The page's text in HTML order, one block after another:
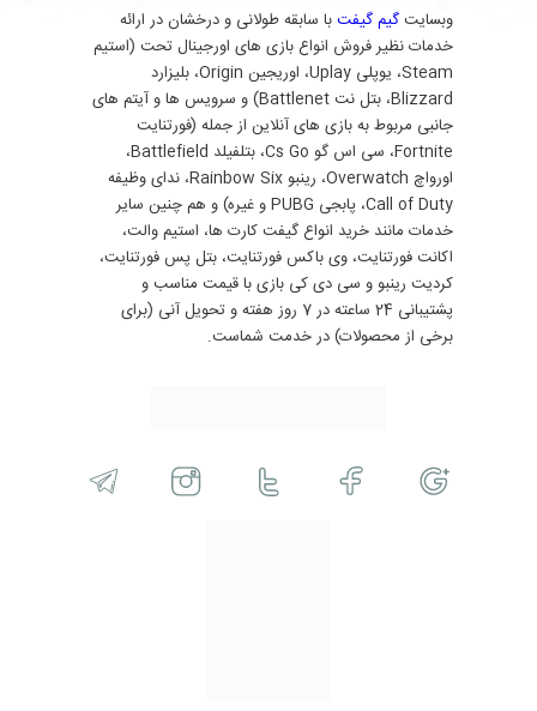
وبسایت گیم گیفتبا سابقه طولانی و درخشان در ارائه
خدمات نظیر فروش انواع بازی های اورجینال تحت (استیم
Steam، یوپلی Uplay، اوریجین Origin، بلیزارد
Blizzard، بتل نت Battlenet) و سرویس ها و آیتم های
جانبی مربوط به بازی های آنلاین از جمله (فورتنایت
Fortnite، سی اس گو Cs Go، بتلفیلد Battlefield،
اورواچ Overwatch، رینبو Rainbow Six، ندای وظیفه
Call of Duty، پابجی PUBG و غیره) و هم چنین سایر
خدمات مانند خرید انواع گیفت کارت ها، استیم والت،
اکانت فورتنایت، وی باکس فورتنایت، بتل پس فورتنایت،
کردیت رینبو و سی دی کی بازی با قیمت مناسب و
پشتیبانی 24 ساعته در 7 روز هفته و تحویل آنی (برای
برخی از محصولات) در خدمت شماست.